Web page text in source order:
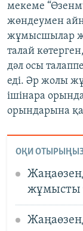
мекеме
жөндеумен
жұмысшылар
талай
дәл осы
еді. Әр жолы
ішінара
орындарына
ОҚИ
жұмысты